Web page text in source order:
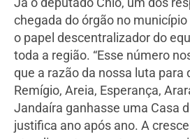
chegada do órgão no
o papel descentralizador do
toda a região. “Esse número
que a razão da nossa luta para
Remígio, Areia, Esperança,
Jandaíra ganhasse uma Casa
justifica ano após ano. A